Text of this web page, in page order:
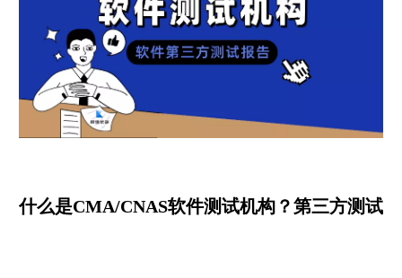
什么是CMA/CNAS软件测试机构？第三方测试